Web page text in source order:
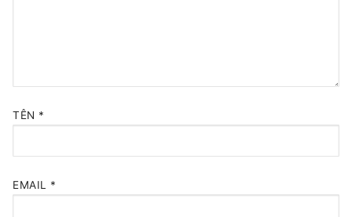
Tổng đài Yeastar K2
VOIP GATEWAY
FXS VoIP Gateway
FXO VoIP Gateway
TÊN *
EMAIL *